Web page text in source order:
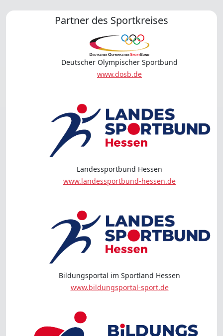
Partner des Sportkreises
Deutscher Olympischer Sportbund
www.dosb.de
Landessportbund Hessen
www.landessportbund-hessen.de
Bildungsportal im Sportland Hessen
www.bildungsportal-sport.de